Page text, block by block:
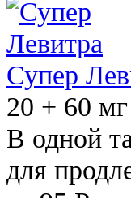
Супер
20 + 60 мг
В одной
для